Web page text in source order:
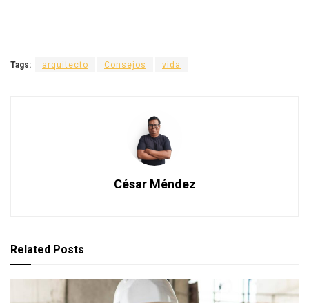
Tags: arquitecto Consejos vida
César Méndez
Related Posts